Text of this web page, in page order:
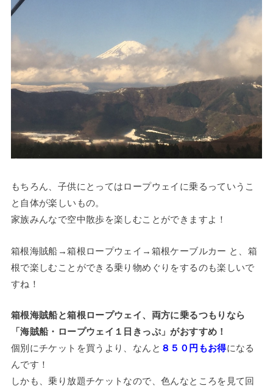
もちろん、子供にとってはロープウェイに乗るっていうこ
と自体が楽しいもの。
家族みんなで空中散歩を楽しむことができますよ！
箱根海賊船→箱根ロープウェイ→箱根ケーブルカー と、箱
根で楽しむことができる乗り物めぐりをするのも楽しいで
すね！
箱根海賊船と箱根ロープウェイ、両方に乗るつもりなら
「海賊船・ロープウェイ１日きっぷ」がおすすめ！
個別にチケットを買うより、なんと ８５０円もお得になる
んです！
しかも、乗り放題チケットなので、色んなところを見て回